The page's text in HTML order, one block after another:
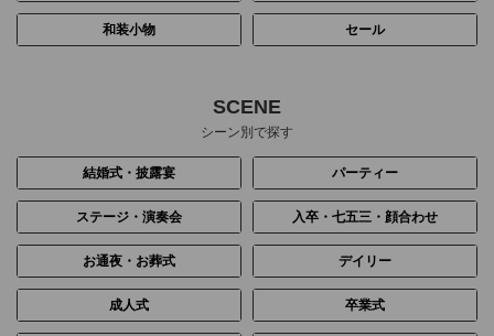
和装小物 セール
SCENE
シーン別で探す
結婚式・披露宴 パーティー
ステージ・演奏会 入卒・七五三・顔合わせ
お通夜・お葬式 デイリー
成人式 卒業式